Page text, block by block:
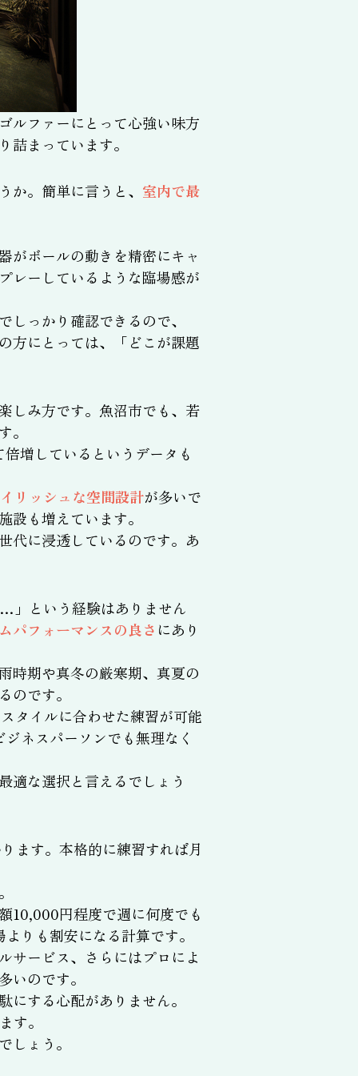
ルファーにとって心強い味方
まっています。
。簡単に言うと、 室内で最
がボールの動きを精密にキャ
レーしているような臨場感が
っかり確認できるので、
方にとっては、「どこが課題
しみ方です。魚沼市でも、若
。
増しているというデータも
リッシュな空間設計が多いで
も増えています。
代に浸透しているのです。あ
」という経験はありません
パフォーマンスの良さ にあり
時期や真冬の厳寒期、真夏の
のです。
タイルに合わせた練習が可能
ネスパーソンでも無理なく
適な選択と言えるでしょう
ます。本格的に練習すれば月
10,000円程度で週に何度でも
りも割安になる計算です。
サービス、さらにはプロによ
のです。
する心配がありません。
す。
しょう。